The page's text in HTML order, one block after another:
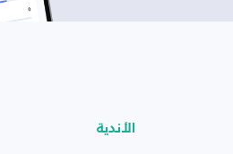
الأندية